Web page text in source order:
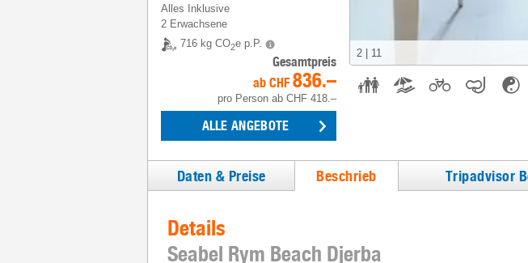
Alles Inklusive
2 Erwachsene
716 kg CO2e p.P.
Gesamtpreis
ab CHF 836.–
pro Person ab CHF 418.–
ALLE ANGEBOTE
3 11
Daten & Preise Beschrieb Tripadvisor
Details
Seabel Rym Beach Djerba